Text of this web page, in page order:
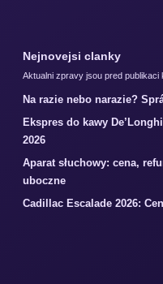
Nejnovejsi clanky
Aktualni zpravy jsou pred publikaci
Na razie nebo narazie?
Ekspres do kawy
2026
Aparat słuchowy: cena,
uboczne
Cadillac Escalade 2026: